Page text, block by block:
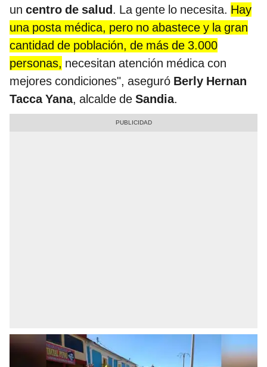
un centro de salud. La gente lo necesita. Hay
una posta médica, pero no abastece y la gran
cantidad de población, de más de 3.000
personas, necesitan atención médica con
mejores condiciones", aseguró Berly Hernan
Tacca Yana, alcalde de Sandia.